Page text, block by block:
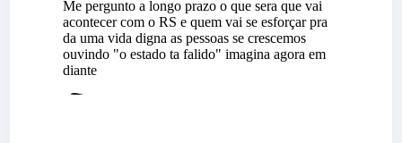
DÊ SUAS NOTAS